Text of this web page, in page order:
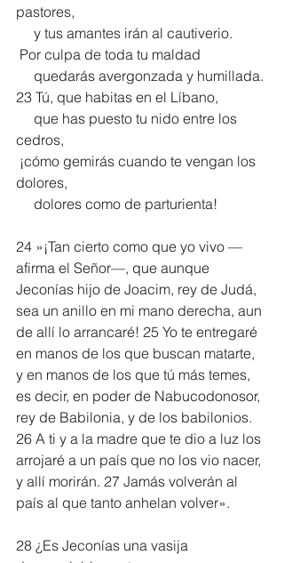
pastores,
     y tus amantes irán al cautiverio.
Por culpa de toda tu maldad
     quedarás avergonzada y humillada.
23 Tú, que habitas en el Líbano,
cedros,
dolores,
     dolores como de parturienta!
24 »¡Tan cierto como que yo vivo —
afirma el Señor—, que aunque
Jeconías hijo de Joacim, rey de Judá,
sea un anillo en mi mano derecha, aun
de allí lo arrancaré! 25 Yo te entregaré
en manos de los que buscan matarte,
y en manos de los que tú más temes,
es decir, en poder de Nabucodonosor,
rey de Babilonia, y de los babilonios.
26 A ti y a la madre que te dio a luz los
arrojaré a un país que no los vio nacer,
y allí morirán. 27 Jamás volverán al
país al que tanto anhelan volver».
28 ¿Es Jeconías una vasija